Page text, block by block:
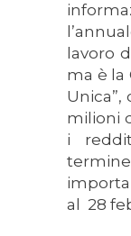
lavoro
ma è la
Unica”,
milioni
i
al 28